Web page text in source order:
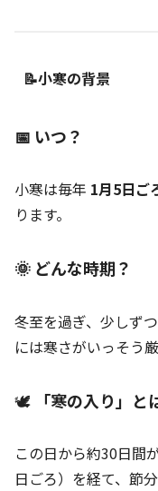
📝小寒の背景
📅 いつ？
小寒は毎年 1月5日ご
ります。
🌞 どんな時期？
冬至を過ぎ、少しず
には寒さがいっそう
🕊️ 「寒の入り」と
この日から約30日間
日ごろ）を経て、節